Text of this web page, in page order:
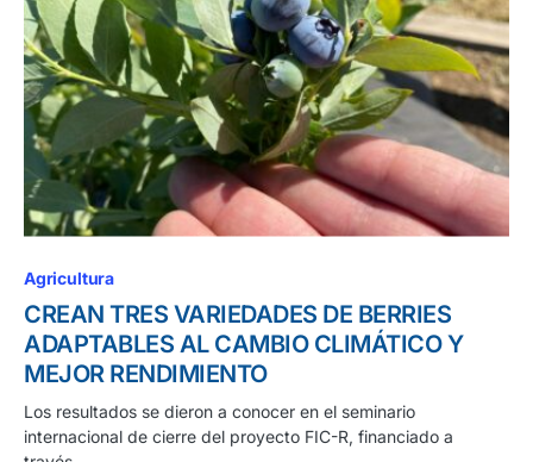
Agricultura
CREAN TRES VARIEDADES DE BERRIES
ADAPTABLES AL CAMBIO CLIMÁTICO Y
MEJOR RENDIMIENTO
Los resultados se dieron a conocer en el seminario
internacional de cierre del proyecto FIC-R, financiado a